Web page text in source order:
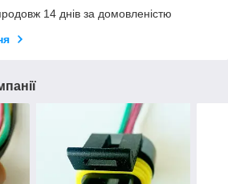
14 днів за домовленістю